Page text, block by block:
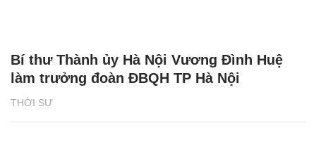
THỜI SỰ
Bí thư Thành ủy Hà Nội Vương Đình Huệ
làm trưởng đoàn ĐBQH TP Hà Nội